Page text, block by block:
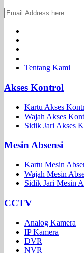
Tentang Kami
Akses Kontrol
Kartu Akses
Wajah Akses
Sidik Jari Akses
Mesin Absensi
Kartu Mesin
Wajah Mesin
Sidik Jari Mesin
CCTV
Analog Kamera
IP Kamera
DVR
NVR